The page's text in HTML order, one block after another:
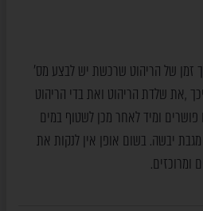
זמן של הריהוט שרכשת יש לבצע מס'
,את שלדת הריהוט ואת בדי הריהוט
פושרים ומיד לאחר מכן לשטוף במים
מגבת יבשה. בשום אופן אין לנקות את
ומרוכזים.